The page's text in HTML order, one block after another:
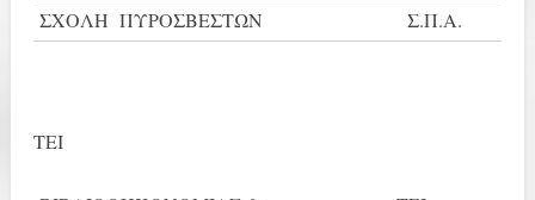
ΣΧΟΛΗ ΠΥΡΟΣΒΕΣΤΩΝ
Σ.Π.Α.
ΤΕΙ